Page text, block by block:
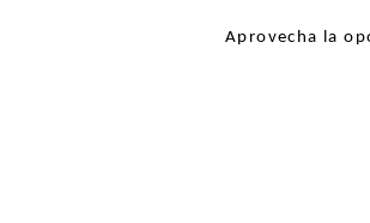
Aprovecha la